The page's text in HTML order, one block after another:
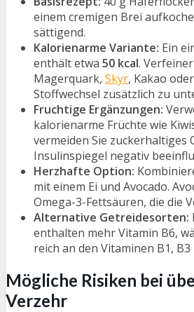
einem cremigen Brei
sättigend.
Kalorienarme Variante: Ein
enthält etwa 50 kcal.
Magerquark, Skyr, Kakao
Stoffwechsel zusätzlich zu
Fruchtige Ergänzungen:
kalorienarme Früchte wie
vermeiden Sie zuckerhaltiges
Insulinspiegel negativ
Herzhafte Option:
mit einem Ei und Avocado.
Omega-3-Fettsäuren, die die
Alternative Getreidesorten:
enthalten mehr Vitamin B6,
reich an den Vitaminen B1, B3
Mögliche Risiken bei
Verzehr